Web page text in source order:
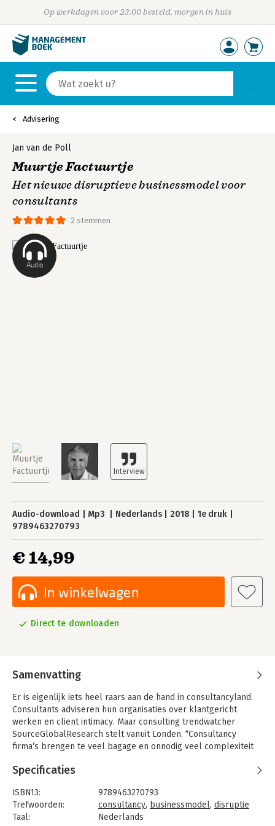
Op werkdagen voor 23:00 besteld, morgen in huis
Advisering
Audio
2 stemmen
Jan van de Poll
Muurtje Factuurtje
Het nieuwe disruptieve businessmodel voor
consultants
Audio-download Mp3 Nederlands 2018
1e druk
9789463270793
€ 14,99
In winkelwagen
Direct te downloaden
Samenvatting
Er is eigenlijk iets heel raars aan de hand in consultancyland.
Consultants adviseren hun organisaties over klantgericht
werken en client intimacy. Maar consulting trendwatcher
SourceGlobalResearch stelt vanuit Londen. “Consultancy
firma’s brengen te veel bagage en onnodig veel complexiteit
schoenen van de klant. Zijn onderling verdeeld in silo’s”.
aan hun digital transformation maar zijn zelf één van de meest
ondergeautomatiseerde bedrijfstakken. En de altijd blije
Virgin-oprichter en serial entrepreneur Richard Branson is
Specificaties
ISBN13:
9789463270793
Trefwoorden:
consultancy, businessmodel, disruptie
Taal:
Nederlands